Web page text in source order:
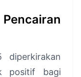
diperkirakan
positif bagi